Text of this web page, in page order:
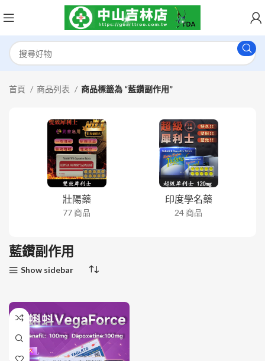
首頁 商品列表 商品標籤為 “藍鑽副作用”
壯陽藥
77 商品
印度學名藥
24 商品
藍鑽副作用
Show sidebar